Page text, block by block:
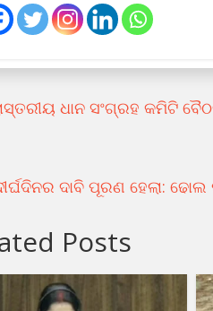
ଧାନ ସଂଗ୍ରହ କମିଟି
ଦାବି ପୂରଣ ହେଲା:
Posts